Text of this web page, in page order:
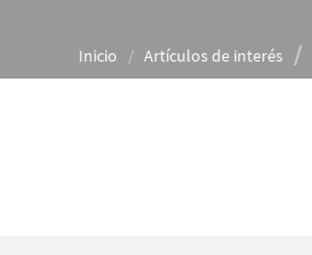
Inicio Artículos de interés